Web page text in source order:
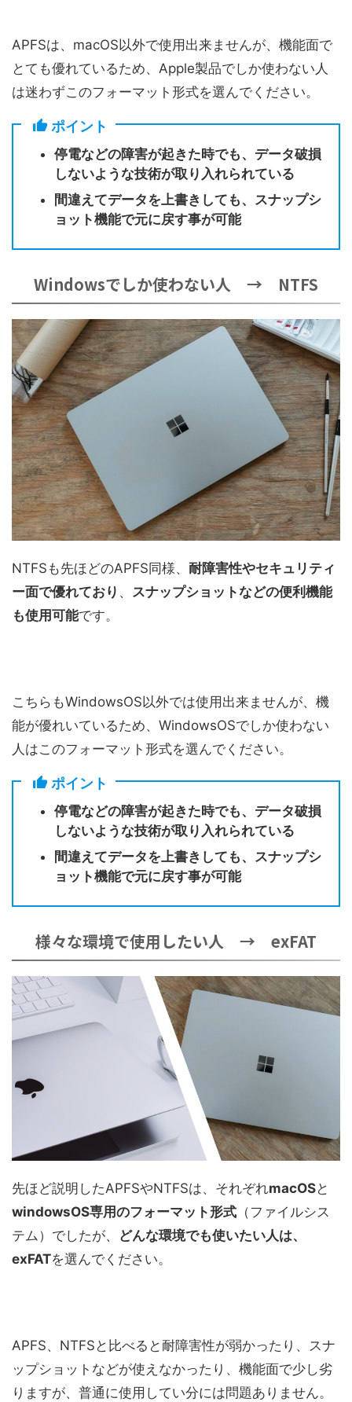
APFSは、macOS以外で使用出来ませんが、機能面で
とても優れているため、Apple製品でしか使わない人
は迷わずこのフォーマット形式を選んでください。
ポイント
停電などの障害が起きた時でも、データ破損
しないような技術が取り入れられている
間違えてデータを上書きしても、スナップシ
ョット機能で元に戻す事が可能
Windowsでしか使わない人 → NTFS
NTFSも先ほどのAPFS同様、 耐障害性やセキュリティ
ー面で優れており 、 スナップショットなどの便利機能
も使用可能です。
こちらもWindowsOS以外では使用出来ませんが、機
能が優れいているため、WindowsOSでしか使わない
人はこのフォーマット形式を選んでください。
ポイント
停電などの障害が起きた時でも、データ破損
しないような技術が取り入れられている
間違えてデータを上書きしても、スナップシ
ョット機能で元に戻す事が可能
様々な環境で使用したい人 → exFAT
先ほど説明したAPFSやNTFSは、それぞれmacOSと
windowsOS専用のフォーマット形式 （ファイルシス
テム）でしたが、 どんな環境でも使いたい人は、
exFATを選んでください。
APFS、NTFSと比べると耐障害性が弱かったり、スナ
ップショットなどが使えなかったり、機能面で少し劣
りますが、普通に使用してい分には問題ありません。